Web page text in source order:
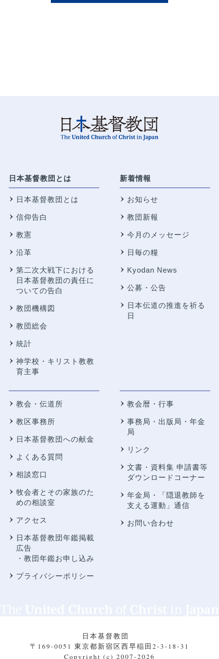
日本基督教団とは
日本基督教団とは
信仰告白
教憲
沿革
第二次大戦下における
日本基督教団の責任に
ついての告白
教団機構図
教団総会
統計
神学校・キリスト教教
育主事
新着情報
お知らせ
教団新報
今月のメッセージ
日毎の糧
Kyodan News
公募・公告
日本伝道の推進を祈る
日
教会・伝道所
教区事務所
日本基督教団への献金
よくある質問
相談窓口
牧会者とその家族のた
めの相談室
アクセス
日本基督教団年鑑掲載
広告
・教団年鑑お申し込み
プライバシーポリシー
教会暦・行事
事務局・出版局・年金
局
リンク
文書・資料集 申請書等
ダウンロードコーナー
年金局・
「隠退教師を
支える運動」通信
お問い合わせ
日本基督教団
〒169-0051 東京都新宿区西早稲田2-3-18-31
Copyright (c) 2007-2026